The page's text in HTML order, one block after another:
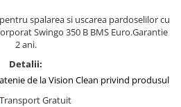
spalarea si uscarea pardoselilor cu
Swingo 350 B BMS Euro.Garantie
2 ani.
Detalii:
de la Vision Clean privind produsul
Transport Gratuit